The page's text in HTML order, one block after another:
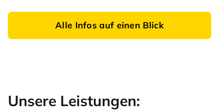
Alle Infos auf einen Blick
Unsere Leistungen: